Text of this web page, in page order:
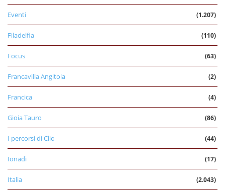
Eventi (1.207)
Filadelfia (110)
Focus (63)
Francavilla Angitola (2)
Francica (4)
Gioia Tauro (86)
I percorsi di Clio (44)
Ionadi (17)
Italia (2.043)